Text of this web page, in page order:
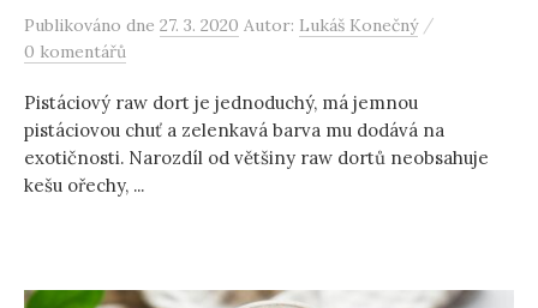
Publikováno dne 27. 3. 2020 Autor: Lukáš Konečný /
0 komentářů
Pistáciový raw dort je jednoduchý, má jemnou
pistáciovou chuť a zelenkavá barva mu dodává na
exotičnosti. Narozdíl od většiny raw dortů neobsahuje
kešu ořechy, ...